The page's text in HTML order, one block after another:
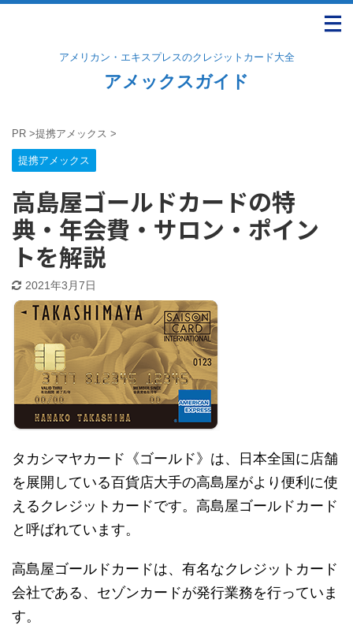
アメリカン・エキスプレスのクレジットカード大全
アメックスガイド
PR >提携アメックス >
提携アメックス
高島屋ゴールドカードの特
典・年会費・サロン・ポイン
トを解説
2021年3月7日
タカシマヤカード《ゴールド》は、日本全国に店舗
を展開している百貨店大手の高島屋がより便利に使
えるクレジットカードです。高島屋ゴールドカード
と呼ばれています。
高島屋ゴールドカードは、有名なクレジットカード
会社である、セゾンカードが発行業務を行っていま
す。